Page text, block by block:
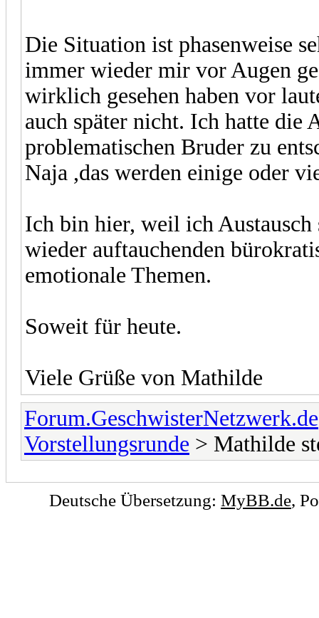
Die Situation ist phasenweise
immer wieder mir vor Augen
wirklich gesehen haben vor
auch später nicht. Ich hatte die
problematischen Bruder zu
Naja ,das werden einige oder
Ich bin hier, weil ich
wieder auftauchenden
emotionale Themen.
Soweit für heute.
Viele Grüße von Mathilde
Forum.GeschwisterNetzwerk.de
Vorstellungsrunde > Mathilde
Deutsche Übersetzung: MyBB.de,